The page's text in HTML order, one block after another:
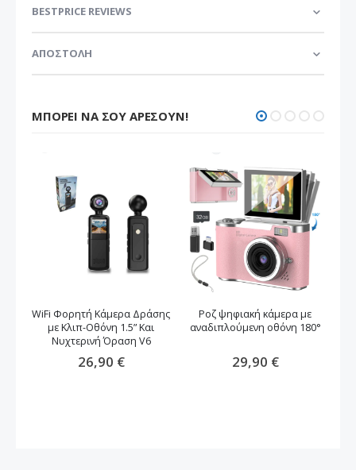
BESTPRICE REVIEWS
ΑΠΟΣΤΟΛΗ
ΜΠΟΡΕΊ ΝΑ ΣΟΥ ΑΡΈΣΟΥΝ!
WiFi Φορητή Κάμερα Δράσης
με Κλιπ-Οθόνη 1.5” Και
Νυχτερινή Όραση V6
26,90 €
Ροζ ψηφιακή κάμερα με
αναδιπλούμενη οθόνη 180°
29,90 €